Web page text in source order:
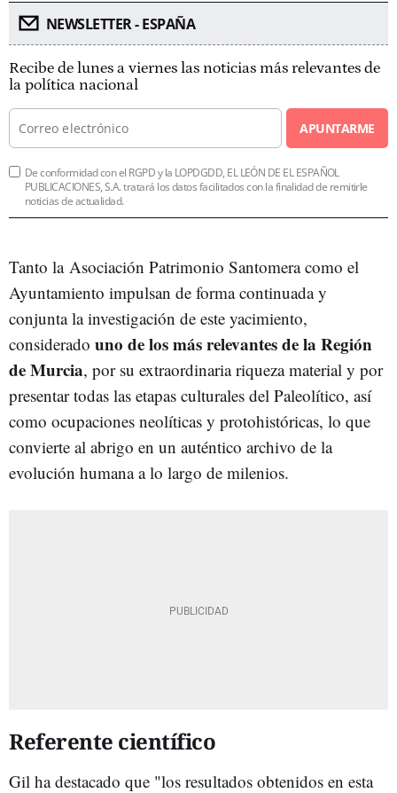
NEWSLETTER - ESPAÑA
Recibe de lunes a viernes las noticias más relevantes de
la política nacional
APUNTARME
De conformidad con el RGPD y la LOPDGDD, EL LEÓN DE EL ESPAÑOL
PUBLICACIONES, S.A. tratará los datos facilitados con la finalidad de remitirle
noticias de actualidad.
Tanto la Asociación Patrimonio Santomera como el
Ayuntamiento impulsan de forma continuada y
conjunta la investigación de este yacimiento,
considerado uno de los más relevantes de la Región
de Murcia, por su extraordinaria riqueza material y por
presentar todas las etapas culturales del Paleolítico, así
como ocupaciones neolíticas y protohistóricas, lo que
convierte al abrigo en un auténtico archivo de la
evolución humana a lo largo de milenios.
Referente científico
Gil ha destacado que "los resultados obtenidos en esta